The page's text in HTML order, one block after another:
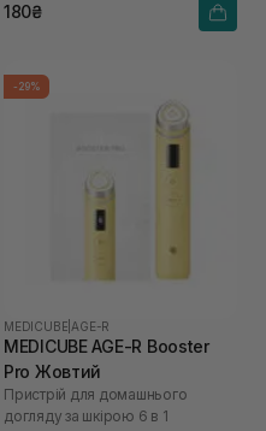
180₴
-29%
MEDICUBE AGE-R
MEDICUBE AGE-R Booster
Pro Жовтий
Пристрій для домашнього
догляду за шкірою 6 в 1